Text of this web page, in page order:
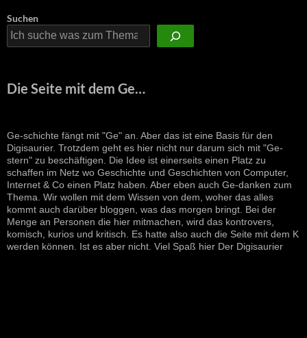
Suchen
Die Seite mit dem Ge…
Ge-schichte fängt mit "Ge" an. Aber das ist eine Basis für den
Digisaurier. Trotzdem geht es hier nicht nur darum sich mit "Ge-
stern" zu beschäftigen. Die Idee ist einerseits einen Platz zu
schaffen im Netz wo Geschichte und Geschichten von Computer,
Internet & Co einen Platz haben. Aber eben auch Ge-danken zum
Thema. Wir wollen mit dem Wissen von dem, woher das alles
kommt auch darüber bloggen, was das morgen bringt. Bei der
Menge an Personen die hier mitmachen, wird das kontrovers,
komisch, kurios und kritisch. Es hatte also auch die Seite mit dem K
werden können. Ist es aber nicht. Viel Spaß hier Der Digisaurier